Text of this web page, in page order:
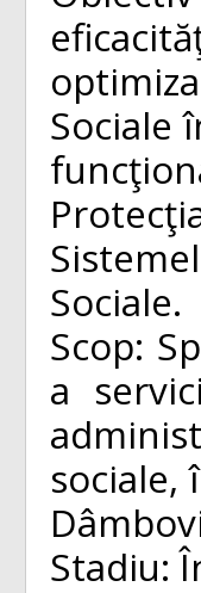
Sociale
Sociale.
Scop:
a
sociale,
Stadiu: